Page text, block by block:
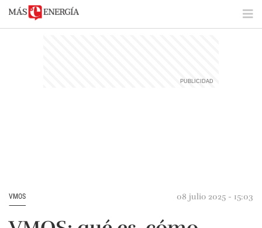
VMOS 08 julio 2025 - 15:03